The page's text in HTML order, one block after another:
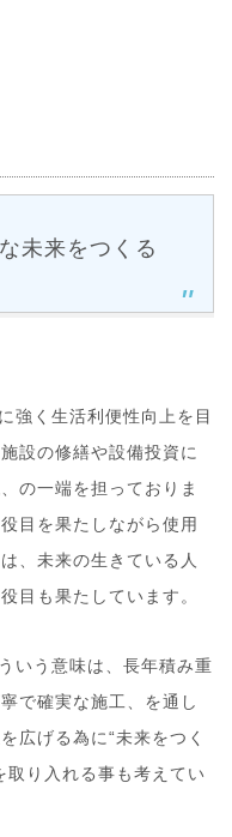
未来をつくる
強く生活利便性向上を目
設の修繕や設備投資に
の一端を担っておりま
目を果たしながら使用
、未来の生きている人
目も果たしています。
いう意味は、長年積み重
で確実な施工、を通し
広げる為に“未来をつく
取り入れる事も考えてい